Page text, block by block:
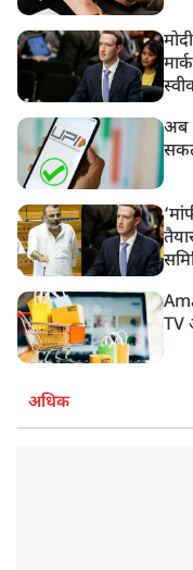
अब
TV
अधिक